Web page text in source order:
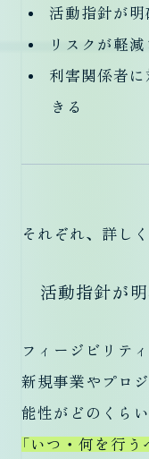
活動指針が明
リスクが軽減
利害関係者
きる
それぞれ、詳し
活動指針が
フィージビリテ
新規事業やプロ
能性がどのくら
「いつ・何を行